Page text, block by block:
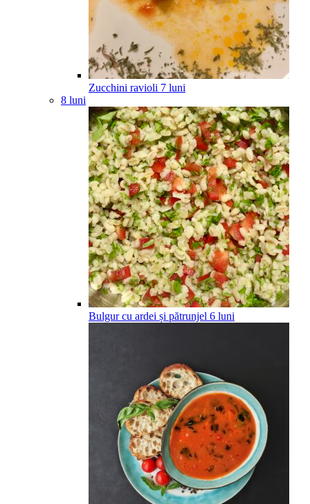
Zucchini ravioli 7 luni
8 luni
Bulgur cu ardei și pătrunjel 6 luni